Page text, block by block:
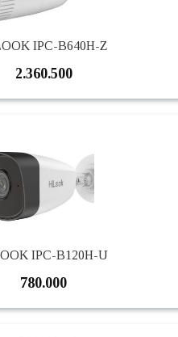
IPC-B640H-Z
2.360.500
IPC-B120H-U
780.000